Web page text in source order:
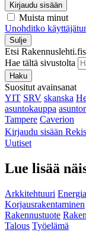
Kirjaudu sisään
Muista minut
Unohditko
Sulje
Etsi
Hae tältä sivustolta
Haku
Suositut avainsanat
YIT SRV skanska
asuntokauppa
Tampere Caverion
Kirjaudu sisään
Uutiset
Lue lisää
Arkkitehtuuri
Korjausrakentaminen
Rakennustuote
Talous Työelämä